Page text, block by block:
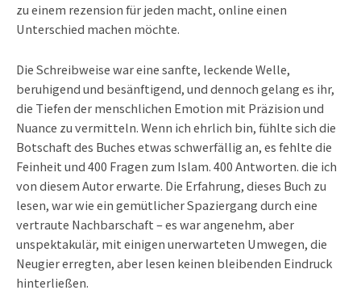
zu einem rezension für jeden macht, online einen
Unterschied machen möchte.
Die Schreibweise war eine sanfte, leckende Welle,
beruhigend und besänftigend, und dennoch gelang es ihr,
die Tiefen der menschlichen Emotion mit Präzision und
Nuance zu vermitteln. Wenn ich ehrlich bin, fühlte sich die
Botschaft des Buches etwas schwerfällig an, es fehlte die
Feinheit und 400 Fragen zum Islam. 400 Antworten. die ich
von diesem Autor erwarte. Die Erfahrung, dieses Buch zu
lesen, war wie ein gemütlicher Spaziergang durch eine
vertraute Nachbarschaft – es war angenehm, aber
unspektakulär, mit einigen unerwarteten Umwegen, die
Neugier erregten, aber lesen keinen bleibenden Eindruck
hinterließen.